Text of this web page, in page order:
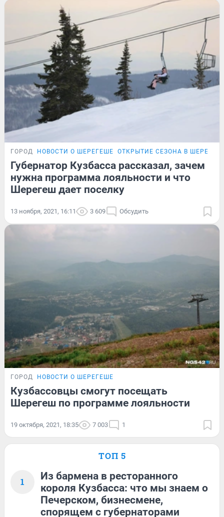
ГОРОД НОВОСТИ О ШЕРЕГЕШЕ ОТКРЫТИЕ СЕЗОНА В
Губернатор Кузбасса рассказал, зачем
нужна программа лояльности и что
Шерегеш дает поселку
13 ноября, 2021, 16:11 3 609 Обсудить
ГОРОД НОВОСТИ О ШЕРЕГЕШЕ
Кузбассовцы смогут посещать
Шерегеш по программе лояльности
19 октября, 2021, 18:35 7 003 1
ТОП 5
1
Из бармена в ресторанного
короля Кузбасса: что мы знаем о
Печерском, бизнесмене,
спорящем с губернаторами